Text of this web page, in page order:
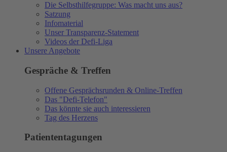
Die Selbsthilfegruppe: Was macht uns aus?
Satzung
Infomaterial
Unser Transparenz-Statement
Videos der Defi-Liga
Unsere Angebote
Gespräche & Treffen
Offene Gesprächsrunden & Online-Treffen
Das "Defi-Telefon"
Das könnte sie auch interessieren
Tag des Herzens
Patiententagungen